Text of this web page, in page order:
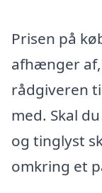
Prisen på
afhænger
rådgiveren
med. Skal
og tinglyst
omkring et